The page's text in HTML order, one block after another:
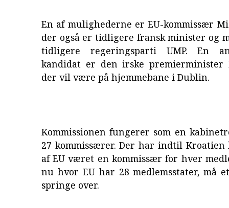
En af mulighederne er EU-kommissær
der også er tidligere fransk minister og
tidligere regeringsparti UMP. En
kandidat er den irske premierminister
der vil være på hjemmebane i Dublin.
Kommissionen fungerer som en
27 kommissærer. Der har indtil Kroatien
af EU været en kommissær for hver
nu hvor EU har 28 medlemsstater, må
springe over.